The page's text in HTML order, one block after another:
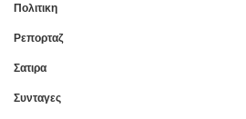
Πολιτικη
Ρεπορταζ
Σατιρα
Συνταγες